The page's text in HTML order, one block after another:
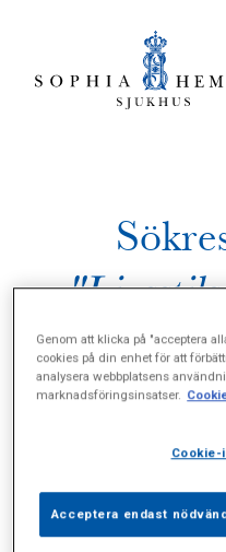
Genom att klicka på "acceptera
cookies på din enhet för att
analysera webbplatsens
marknadsföringsinsatser.
Acceptera endast